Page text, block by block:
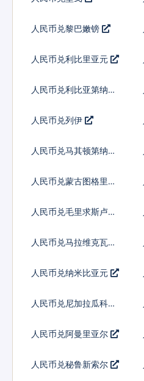
人民币兑黎巴嫩镑
人民币兑利比里亚元
人民币兑利比亚第纳尔
人民币兑列伊
人民币兑马其顿第纳尔
人民币兑蒙古图格里克
人民币兑毛里求斯卢比
人民币兑马拉维克瓦查
人民币兑纳米比亚元
人民币兑尼加拉瓜科多
人民币兑阿曼里亚尔
人民币兑秘鲁新索尔